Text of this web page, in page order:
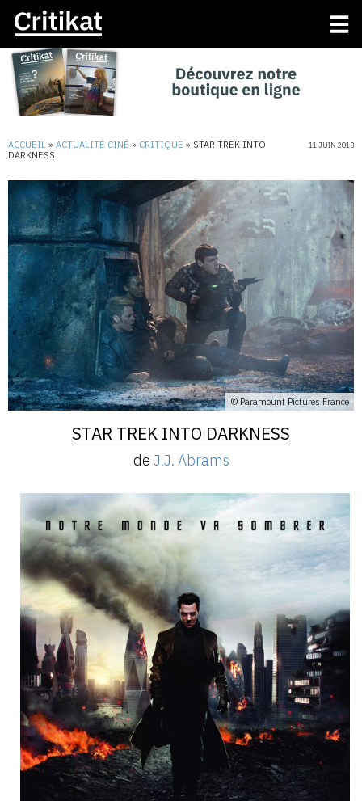
ACCUEIL » ACTUALITÉ CINÉ » CRITIQUE » STAR TREK INTO
DARKNESS
11 JUIN 2013
© Paramount Pictures France
STAR TREK INTO DARKNESS
de J.J. Abrams